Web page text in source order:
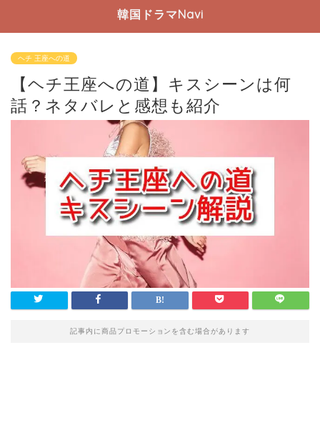
韓国ドラマNavi
ヘチ 王座への道
【ヘチ王座への道】キスシーンは何
話？ネタバレと感想も紹介
記事内に商品プロモーションを含む場合があります